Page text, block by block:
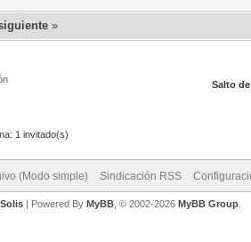
»
Salto
1 invitado(s)
(Modo simple) Sindicación RSS
Solis | Powered By MyBB , © 2002-2026 MyBB Group